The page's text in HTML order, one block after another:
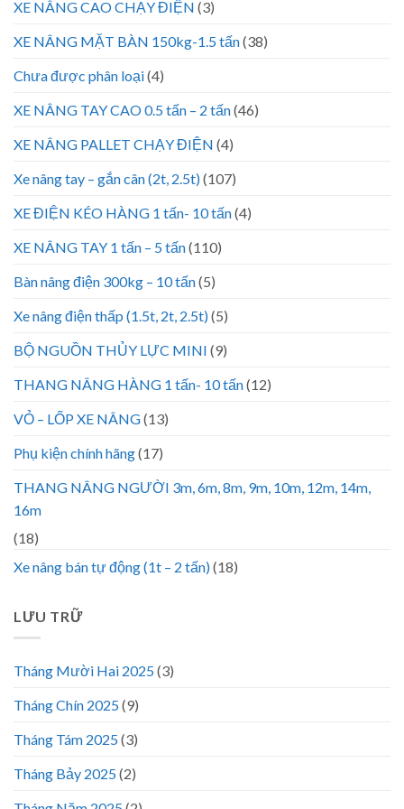
XE NÂNG CAO CHẠY ĐIỆN (3)
XE NÂNG MẶT BÀN 150kg-1.5 tấn(38)
Chưa được phân loại(4)
XE NÂNG TAY CAO 0.5 tấn – 2 tấn(46)
XE NÂNG PALLET CHẠY ĐIỆN (4)
Xe nâng tay – gắn cân (2t, 2.5t)(107)
XE ĐIỆN KÉO HÀNG 1 tấn- 10 tấn(4)
XE NÂNG TAY 1 tấn – 5 tấn(110)
Bàn nâng điện 300kg – 10 tấn(5)
Xe nâng điện thấp (1.5t, 2t, 2.5t)(5)
BỘ NGUỒN THỦY LỰC MINI (9)
THANG NÂNG HÀNG 1 tấn- 10 tấn(12)
VỎ – LỐP XE NÂNG(13)
Phụ kiện chính hãng(17)
THANG NÂNG NGƯỜI 3m, 6m, 8m, 9m, 10m, 12m, 14m,
16m
(18)
Xe nâng bán tự động (1t – 2 tấn)(18)
LƯU TRỮ
Tháng Mười Hai 2025(3)
Tháng Chín 2025(9)
Tháng Tám 2025(3)
Tháng Bảy 2025(2)